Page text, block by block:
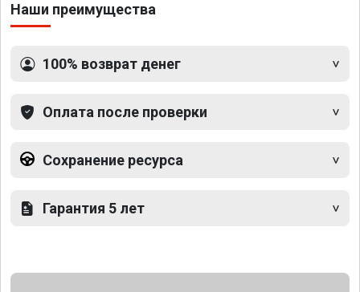
Наши преимущества
100% возврат денег
Оплата после проверки
Сохранение ресурса
Гарантия 5 лет